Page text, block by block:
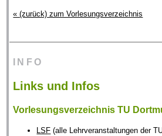
« (zurück) zum Vorlesungsverzeichnis
INFO
Links und Infos
Vorlesungsverzeichnis TU
LSF (alle Lehrveranstaltungen der